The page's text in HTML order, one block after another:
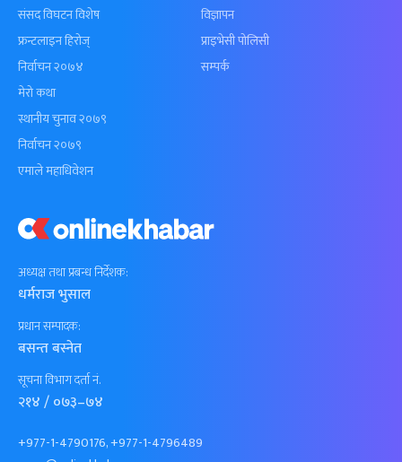
अध्यक्ष तथा प्रबन्ध निर्देशक:
धर्मराज भुसाल
प्रधान सम्पादक:
बसन्त बस्नेत
सूचना विभाग दर्ता नं.
२१४ / ०७३–७४
+977-1-4790176, +977-1-4796489
संसद विघटन विशेष
फ्रन्टलाइन हिरोज्
निर्वाचन २०७४
मेरो कथा
स्थानीय चुनाव २०७९
निर्वाचन २०७९
एमाले महाधिवेशन
विज्ञापन
प्राइभेसी पोलिसी
सम्पर्क